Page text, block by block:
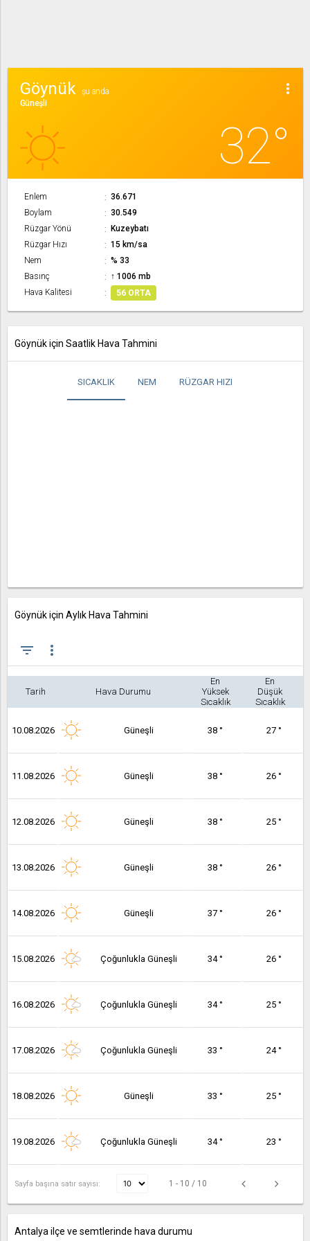
more_vert
Göynük
şu anda
Güneşli
32°
Enlem
36.671
Boylam
30.549
Rüzgar Yönü
Kuzeybatı
Rüzgar Hızı
15 km/sa
Nem
% 33
Basınç
↑ 1006 mb
Hava Kalitesi
56 ORTA
Göynük için Saatlik Hava Tahmini
SICAKLIK NEM RÜZGAR HIZI
Göynük için Aylık Hava Tahmini
filter_list more_vert
Tarih Hava Durumu
En
Yüksek
Sıcaklık
En
Düşük
Sıcaklık
10.08.2026 Güneşli 38 ° 27 °
11.08.2026 Güneşli 38 ° 26 °
12.08.2026 Güneşli 38 ° 25 °
13.08.2026 Güneşli 38 ° 26 °
14.08.2026 Güneşli 37 ° 26 °
15.08.2026 Çoğunlukla Güneşli 34 ° 26 °
16.08.2026 Çoğunlukla Güneşli 34 ° 25 °
17.08.2026 Çoğunlukla Güneşli 33 ° 24 °
18.08.2026 Güneşli 33 ° 25 °
19.08.2026 Çoğunlukla Güneşli 34 ° 23 °
Sayfa başına satır sayısı: 1 - 10 / 10
Antalya ilçe ve semtlerinde hava durumu